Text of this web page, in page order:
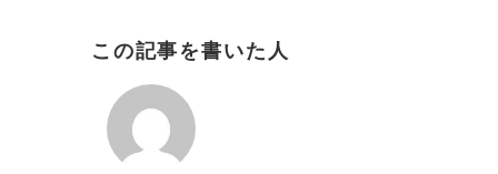
この記事を書いた人